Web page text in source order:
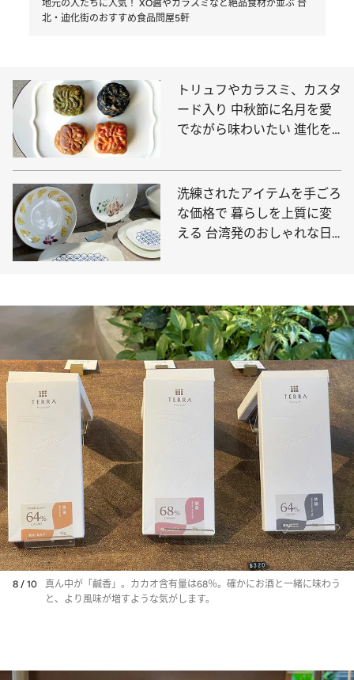
地元の人たちに人気！ XO醤やカラスミなど絶品食材が並ぶ 台
北・迪化街のおすすめ食品問屋5軒
トリュフやカラスミ、カスタ
ード入り 中秋節に名月を愛
でながら味わいたい 進化を
洗練されたアイテムを手ごろ
な価格で 暮らしを上質に変
える 台湾発のおしゃれな日
8 / 10
真ん中が「鹹香」。カカオ含有量は68％。確かにお酒と一緒に味わう
と、より風味が増すような気がします。